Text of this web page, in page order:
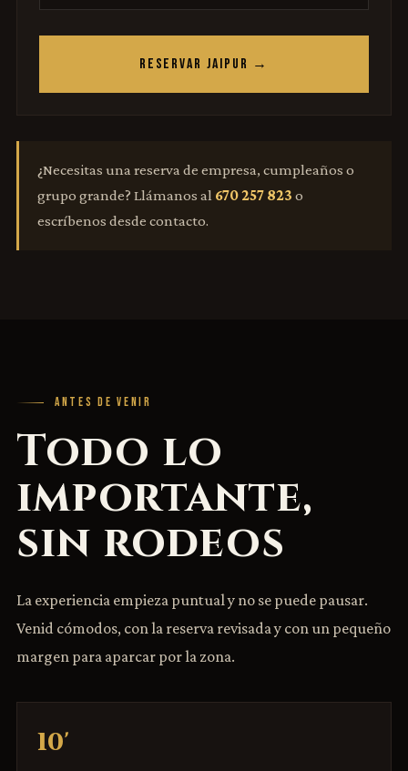
RESERVAR JAIPUR →
¿Necesitas una reserva de empresa, cumpleaños o
grupo grande? Llámanos al 670 257 823 o
escríbenos desde contacto.
ANTES DE VENIR
Todo lo
importante,
sin rodeos
La experiencia empieza puntual y no se puede pausar.
Venid cómodos, con la reserva revisada y con un pequeño
margen para aparcar por la zona.
10'